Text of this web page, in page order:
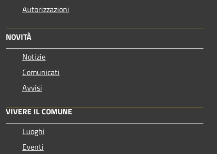
Autorizzazioni
NOVITÀ
Notizie
Comunicati
Avvisi
VIVERE IL COMUNE
Luoghi
Eventi